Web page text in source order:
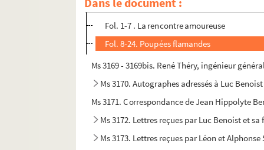
Fol. 77bis-101. La divine expérience
Fol. 1-7 . La rencontre amoureuse
Fol. 8-24. Poupées flamandes
Ms 3169 - 3169bis. René Théry, ingénieur
Ms 3170. Autographes adressés à Luc Benoist
Ms 3171. Correspondance de Jean Hippolyte
Ms 3172. Lettres reçues par Luc Benoist et
Ms 3173. Lettres reçues par Léon et Alphonse